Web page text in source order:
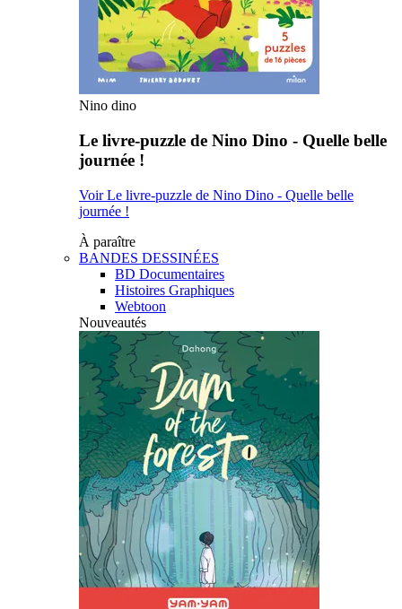
Nino dino
Le livre-puzzle de Nino Dino - Quelle belle
journée !
Voir Le livre-puzzle de Nino Dino - Quelle belle
journée !
À paraître
BANDES DESSINÉES
BD Documentaires
Histoires Graphiques
Webtoon
Nouveautés